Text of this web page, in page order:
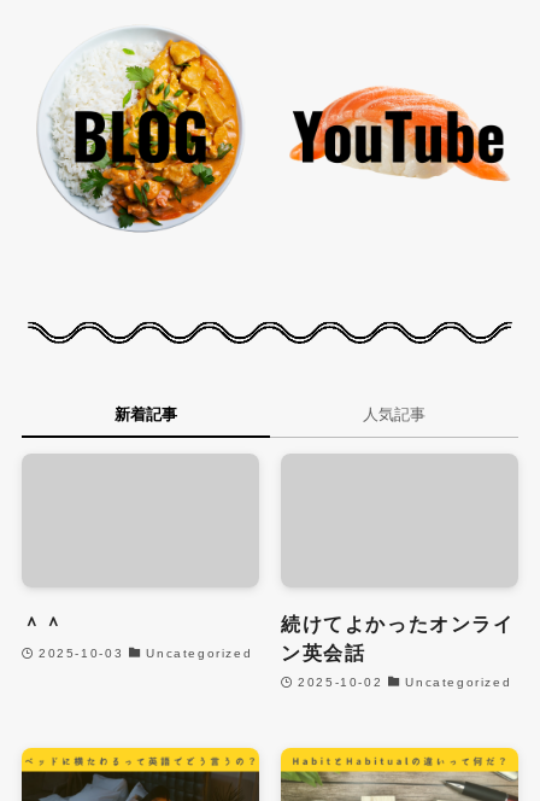
新着記事 人気記事
＾＾
2025-10-03 Uncategorized
続けてよかったオンライ
ン英会話
2025-10-02 Uncategorized